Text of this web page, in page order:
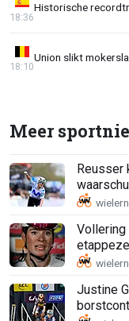
Historische
18:36
Union slikt
18:10
Meer
Reusser
Justine